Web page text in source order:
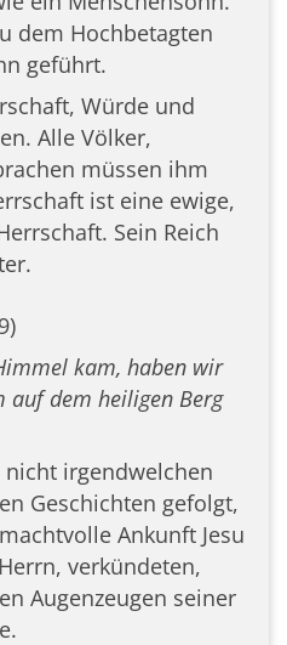
dem Hochbetagten
geführt.
Würde und
Alle Völker,
müssen ihm
ist eine ewige,
Sein Reich
kam, haben wir
dem heiligen Berg
irgendwelchen
Geschichten gefolgt,
Ankunft Jesu
verkündeten,
Augenzeugen seiner